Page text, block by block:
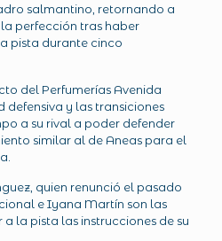
salmantino, retornando a
perfección tras haber
pista durante cinco
del Perfumerías Avenida
defensiva y las transiciones
a su rival a poder defender
similar al de Aneas para el
quien renunció el pasado
e Iyana Martín son las
la pista las instrucciones de su